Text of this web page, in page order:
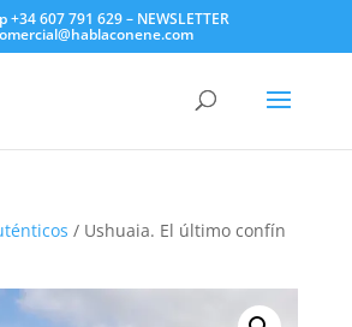
+34 607 791 629– NEWSLETTER
/ Ushuaia. El último confín